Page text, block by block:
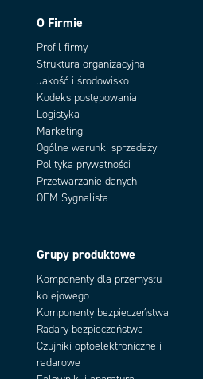
Add as new cart row
O Firmie
Profil firmy
Struktura organizacyjna
Jakość i środowisko
Kodeks postępowania
Logistyka
Marketing
Ogólne warunki sprzedaży
Polityka prywatności
Przetwarzanie danych
OEM Sygnalista
Grupy produktowe
Komponenty dla przemysłu
kolejowego
Komponenty bezpieczeństwa
Radary bezpieczeństwa
Czujniki optoelektroniczne i
radarowe